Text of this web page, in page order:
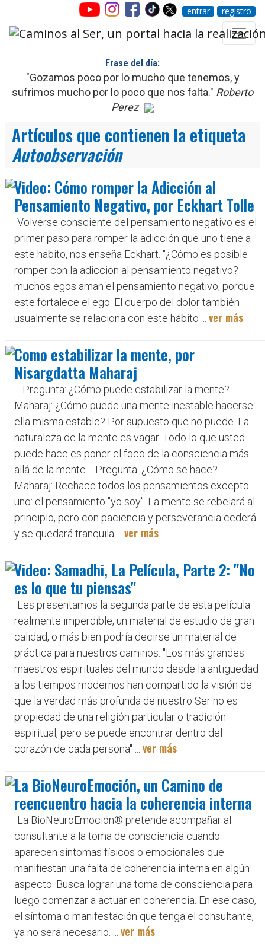
entrar registro
Frase del día:
"Gozamos poco por lo mucho que tenemos, y
sufrimos mucho por lo poco que nos falta." Roberto
Perez
Artículos que contienen la etiqueta
Autoobservación
Video: Cómo romper la Adicción al
Pensamiento Negativo, por Eckhart Tolle
Volverse consciente del pensamiento negativo es el
primer paso para romper la adicción que uno tiene a
este hábito, nos enseña Eckhart. "¿Cómo es posible
romper con la adicción al pensamiento negativo?
muchos egos aman el pensamiento negativo, porque
este fortalece el ego. El cuerpo del dolor también
usualmente se relaciona con este hábito ... ver más
Como estabilizar la mente, por
Nisargdatta Maharaj
- Pregunta: ¿Cómo puede estabilizar la mente? -
Maharaj: ¿Cómo puede una mente inestable hacerse
ella misma estable? Por supuesto que no puede. La
naturaleza de la mente es vagar. Todo lo que usted
puede hace es poner el foco de la consciencia más
allá de la mente. - Pregunta: ¿Cómo se hace? -
Maharaj: Rechace todos los pensamientos excepto
uno: el pensamiento "yo soy". La mente se rebelará al
principio, pero con paciencia y perseverancia cederá
y se quedará tranquila ... ver más
Video: Samadhi, La Película, Parte 2: "No
es lo que tu piensas"
Les presentamos la segunda parte de esta película
realmente imperdible, un material de estudio de gran
calidad, o más bien podría decirse un material de
práctica para nuestros caminos. "Los más grandes
maestros espirituales del mundo desde la antigüedad
a los tiempos modernos han compartido la visión de
que la verdad más profunda de nuestro Ser no es
propiedad de una religión particular o tradición
espiritual, pero se puede encontrar dentro del
corazón de cada persona" ... ver más
La BioNeuroEmoción, un Camino de
reencuentro hacia la coherencia interna
La BioNeuroEmoción® pretende acompañar al
consultante a la toma de consciencia cuando
aparecen síntomas físicos o emocionales que
manifiestan una falta de coherencia interna en algún
aspecto. Busca lograr una toma de consciencia para
luego comenzar a actuar en coherencia. En ese caso,
el síntoma o manifestación que tenga el consultante,
ya no será necesario. ... ver más